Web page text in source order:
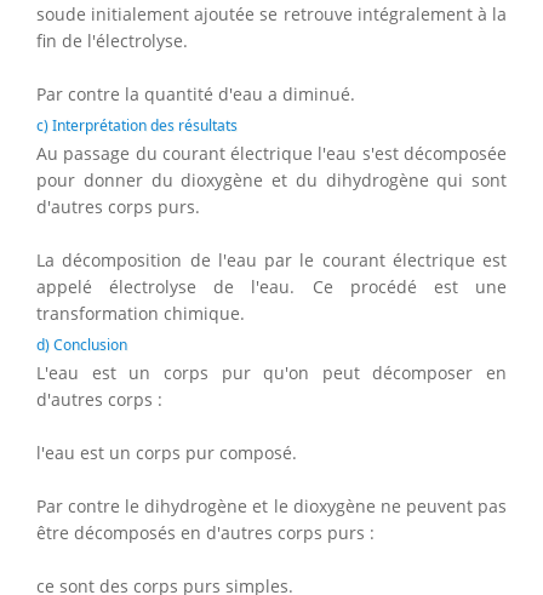
soude initialement ajoutée se retrouve intégralement à la
fin de l'électrolyse.
Par contre la quantité d'eau a diminué.
c) Interprétation des résultats
Au passage du courant électrique l'eau s'est décomposée
pour donner du dioxygène et du dihydrogène qui sont
d'autres corps purs.
La décomposition de l'eau par le courant électrique est
appelé électrolyse de l'eau. Ce procédé est une
transformation chimique.
d) Conclusion
L'eau est un corps pur qu'on peut décomposer en
d'autres corps :
l'eau est un corps pur composé.
Par contre le dihydrogène et le dioxygène ne peuvent pas
être décomposés en d'autres corps purs :
ce sont des corps purs simples.